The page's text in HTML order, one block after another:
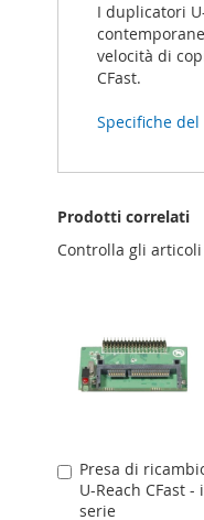
I duplicatori
velocità di
CFast.
Specifiche
Prodotti correlati
Controlla gli
Presa di
U-Reach CFast -
serie
Aggiungi
al
Carrello